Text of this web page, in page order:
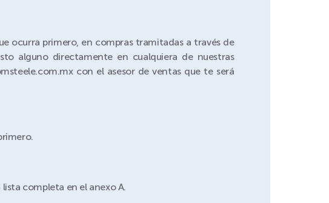
ocurra primero, en compras tramitadas a través de
alguno directamente en cualquiera de nuestras
con el asesor de ventas que te será
completa en el anexo A.